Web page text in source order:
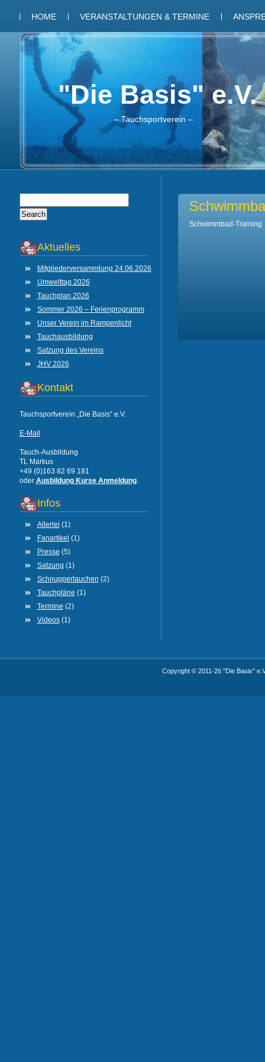
HOME VERANSTALTUNGEN & TERMINE
"Die Basis" e.V.
– Tauchsportverein –
Aktuelles
Mitgliederversammlung 24.06.2026
Umwelttag 2026
Tauchplan 2026
Sommer 2026 – Ferienprogramm
Unser Verein im Rampenlicht
Tauchausbildung
Satzung des Vereins
JHV 2026
Kontakt
Tauchsportverein „Die Basis“ e.V.
E-Mail
Tauch-Ausbildung
TL Markus
+49 (0)163 82 69 181
oder Ausbildung Kurse Anmeldung.
Infos
Allerlei (1)
Fanartikel (1)
Presse (5)
Satzung (1)
Schnuppertauchen (2)
Tauchpläne (1)
Termine (2)
Videos(1)
Schwimmbad-Training
Copyright © 2011-26 "Die Basis"